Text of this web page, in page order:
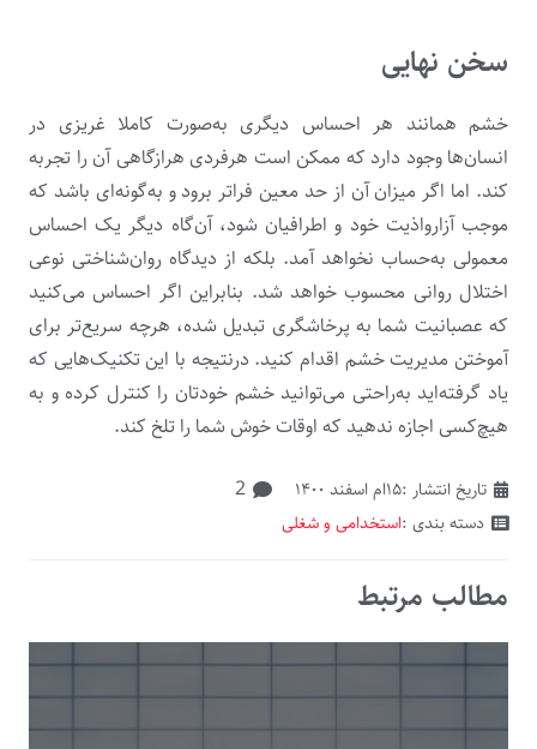
سخن نهایی
خشم همانند هر احساس دیگری به‌صورت کاملا غریزی در
انسان‌ها وجود دارد که ممکن است هرفردی هرازگاهی آن را تجربه
‌کند. اما اگر میزان آن از حد معین فراتر برود و به‌گونه‌ای باشد که
موجب آزارواذیت خود و اطرافیان شود، آن‌گاه دیگر یک احساس
معمولی به‌حساب نخواهد آمد. بلکه از دیدگاه روان‌شناختی نوعی
اختلال‌ روانی محسوب خواهد شد. بنابراین اگر احساس می‌کنید
که عصبانیت شما به پرخاشگری تبدیل شده، هرچه سریع‌تر برای
آموختن مدیریت خشم اقدام کنید. درنتیجه با این تکنیک‌هایی که
یاد گرفته‌اید به‌راحتی می‌توانید خشم خودتان را کنترل کرده و به
هیچ‌کسی اجازه ندهید که اوقات‌ خوش شما را تلخ کند.
تاریخ انتشار :۱۵ام اسفند ۱۴۰۰ 2دیدگاه
دسته بندی :استخدامی و شغلی
مطالب مرتبط